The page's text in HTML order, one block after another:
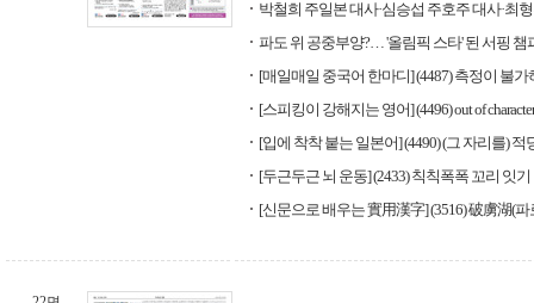
박철희 주일본 대사·심승섭 주호주 대사·최
파도 위 공중부양?… '올림픽 스타' 된 서핑 챔
[매일매일 중국어 한마디] (4487) 측정이 불
[스피킹이 강해지는 영어] (4496) out of character
[입에 착착 붙는 일본어] (4490) (그 자리를)
[두근두근 뇌 운동] (2433) 칙칙폭폭 꼬리 잇기
[신문으로 배우는 實用漢字] (3516) 破虜湖(파